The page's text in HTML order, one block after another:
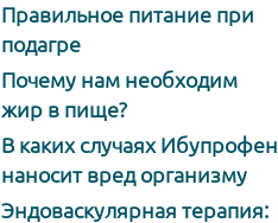
Правильное питание при
подагре
Почему нам необходим
жир в пище?
В каких случаях Ибупрофен
наносит вред организму
Эндоваскулярная терапия: